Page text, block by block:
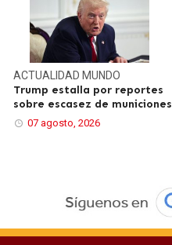
ACTUALIDAD MUNDO
Trump estalla por reportes
sobre escasez de municiones
07 agosto, 2026